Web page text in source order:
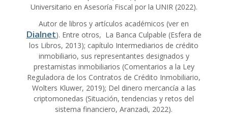
Universitario en Asesoría Fiscal por la UNIR (2022).
Autor de libros y artículos académicos (ver en
Dialnet). Entre otros, La Banca Culpable (Esfera de
los Libros, 2013); capítulo Intermediarios de crédito
inmobiliario, sus representantes designados y
prestamistas inmobiliarios (Comentarios a la Ley
Reguladora de los Contratos de Crédito Inmobiliario,
Wolters Kluwer, 2019); Del dinero mercancía a las
criptomonedas (Situación, tendencias y retos del
sistema financiero, Aranzadi, 2022).